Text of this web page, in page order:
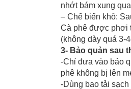
nhớt bám xung
– Chế biến khô:
Cà phê được phơi
(không dày quá 3-
3- Bảo quản sau
-Chỉ đưa vào bảo
phê không bị lên
-Dùng bao tải